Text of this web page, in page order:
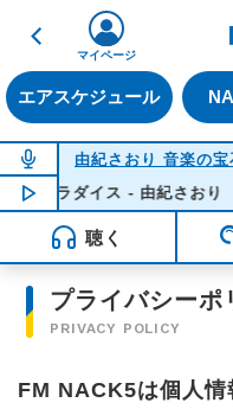
戻る
エアスケジュール
マイページ
NOW ON AIR
由紀さおり 音楽の宝
NOW PLAYING11:18
ダイス - 由紀さおり
聴く
プライバシーポ
PRIVACY POLICY
FM NACK5は個人情